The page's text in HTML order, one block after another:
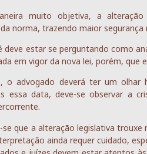
muito objetiva, a
norma, trazendo maior
deve estar se perguntando como
em vigor da nova lei, porém,
o advogado deverá ter um olhar
essa data, deve-se observar a
se que a alteração legislativa
ainda requer cuidado,